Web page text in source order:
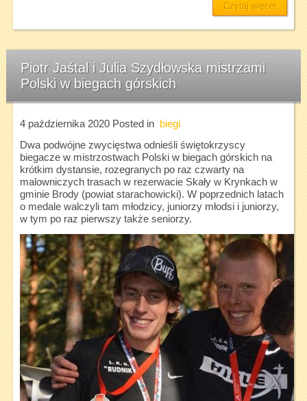
Czytaj więcej
Piotr Jaśtal i Julia Szydłowska mistrzami
Polski w biegach górskich
4 października 2020Posted in
biegi
Dwa podwójne zwycięstwa odnieśli świętokrzyscy
biegacze w mistrzostwach Polski w biegach górskich na
krótkim dystansie, rozegranych po raz czwarty na
malowniczych trasach w rezerwacie Skały w Krynkach w
gminie Brody (powiat starachowicki). W poprzednich latach
o medale walczyli tam młodzicy, juniorzy młodsi i juniorzy,
w tym po raz pierwszy także seniorzy.